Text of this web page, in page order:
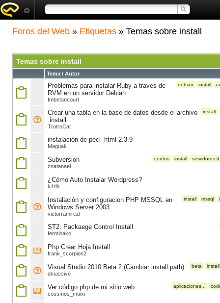
Foros del Web » Etiquetas » Temas sobre install
Temas sobre install
Tema / Autor
debian install
Problemas para instalar Ruby a traves de
RVM en un servidor Debian
fmbetancourt
install
Crear una tabla en la base de datos desde el archivo
.install
TrotroCat
instalación de pecl_html 2.3.9
Maguak
centos install servidores-
Subversion
znatanael
¿Cómo Auto Instalar Wordpress?
k4rib
install mssql
Instalación y configuracion PHP MSSQL en
Windows Server 2003
victorramirezl
ST2: Packaege Control Install
ferminako
Php Crear Hoja Install
frank_scorpion2
beta install
Visual Studio 2010 Beta 2 (Cambiar install path)
dmassive
aplicaciones...
Ver código php de mi sitio web.
cossmos_muixi